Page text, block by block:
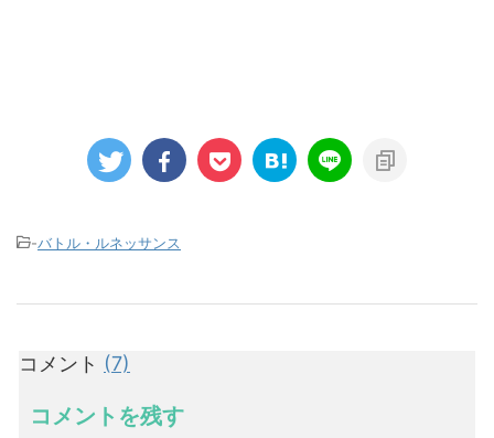
-バトル・ルネッサンス
コメント (7)
コメントを残す